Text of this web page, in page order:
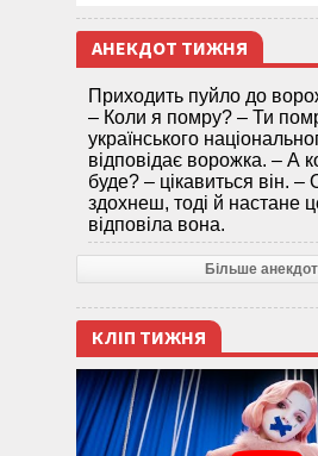
АНЕКДОТ ТИЖНЯ
Приходить пуйло до
– Коли я помру? – Ти
українського
відповідає ворожка. – А
буде? – цікавиться він. –
здохнеш, тоді й настане
відповіла вона.
Більше
КЛІП ТИЖНЯ